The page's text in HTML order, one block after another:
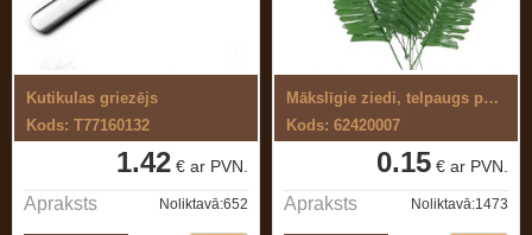
Kutikulas griezējs
Kods: T77160132
1.42 € ar PVN.
Apraksts Noliktavā:652
Mākslīgie ziedi, telpaugs paparde
Kods: 62420007
0.15 € ar PVN.
Apraksts Noliktavā:1473